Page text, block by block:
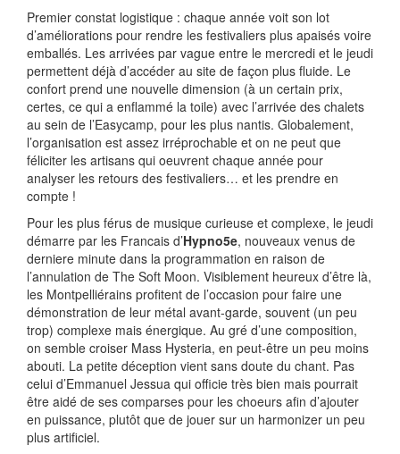
Premier constat logistique : chaque année voit son lot
d’améliorations pour rendre les festivaliers plus apaisés voire
emballés. Les arrivées par vague entre le mercredi et le jeudi
permettent déjà d’accéder au site de façon plus fluide. Le
confort prend une nouvelle dimension (à un certain prix,
certes, ce qui a enflammé la toile) avec l’arrivée des chalets
au sein de l’Easycamp, pour les plus nantis. Globalement,
l’organisation est assez irréprochable et on ne peut que
féliciter les artisans qui oeuvrent chaque année pour
analyser les retours des festivaliers… et les prendre en
compte !
Pour les plus férus de musique curieuse et complexe, le jeudi
démarre par les Francais d’Hypno5e, nouveaux venus de
derniere minute dans la programmation en raison de
l’annulation de The Soft Moon. Visiblement heureux d’être là,
les Montpelliérains profitent de l’occasion pour faire une
démonstration de leur métal avant-garde, souvent (un peu
trop) complexe mais énergique. Au gré d’une composition,
on semble croiser Mass Hysteria, en peut-être un peu moins
abouti. La petite déception vient sans doute du chant. Pas
celui d’Emmanuel Jessua qui officie très bien mais pourrait
être aidé de ses comparses pour les choeurs afin d’ajouter
en puissance, plutôt que de jouer sur un harmonizer un peu
plus artificiel.